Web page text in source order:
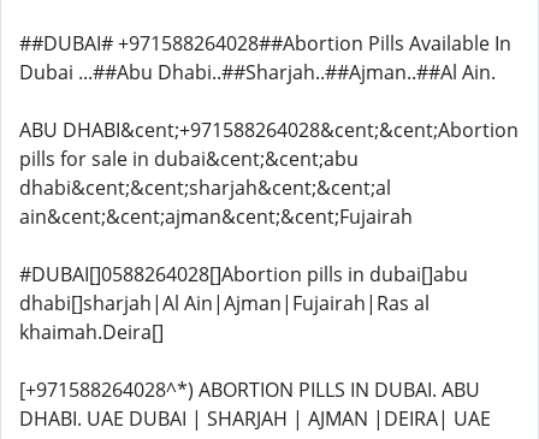
##DUBAI# +971588264028##Abortion Pills Available In
Dubai ...##Abu Dhabi..##Sharjah..##Ajman..##Al Ain.
ABU DHABI&cent;+971588264028&cent;&cent;Abortion
pills for sale in dubai&cent;&cent;abu
dhabi&cent;&cent;sharjah&cent;&cent;al
ain&cent;&cent;ajman&cent;&cent;Fujairah
#DUBAI[]0588264028[]Abortion pills in dubai[]abu
dhabi[]sharjah|Al Ain|Ajman|Fujairah|Ras al
khaimah.Deira[]
[+971588264028^*) ABORTION PILLS IN DUBAI. ABU
DHABI. UAE DUBAI | SHARJAH | AJMAN |DEIRA| UAE